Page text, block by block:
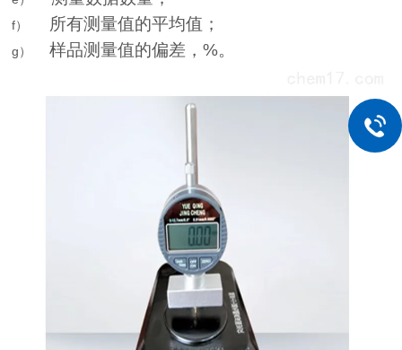
f） 所有测量值的平均值；
g） 样品测量值的偏差，%。